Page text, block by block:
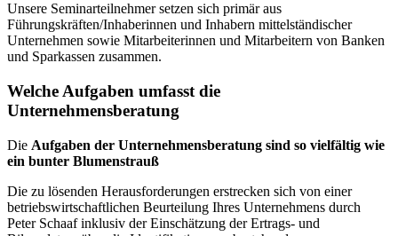
Unsere Seminarteilnehmer setzen sich primär aus
Führungskräften/Inhaberinnen und Inhabern mittelständischer
Unternehmen sowie Mitarbeiterinnen und Mitarbeitern von Banken
und Sparkassen zusammen.
Welche Aufgaben umfasst die
Unternehmensberatung
Die Aufgaben der Unternehmensberatung sind so vielfältig wie
ein bunter Blumenstrauß
Die zu lösenden Herausforderungen erstrecken sich von einer
betriebswirtschaftlichen Beurteilung Ihres Unternehmens durch
Peter Schaaf inklusiv der Einschätzung der Ertrags- und